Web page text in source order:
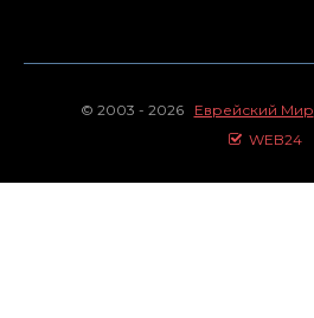
© 2003 - 2026 Еврейский Мир
WEB24